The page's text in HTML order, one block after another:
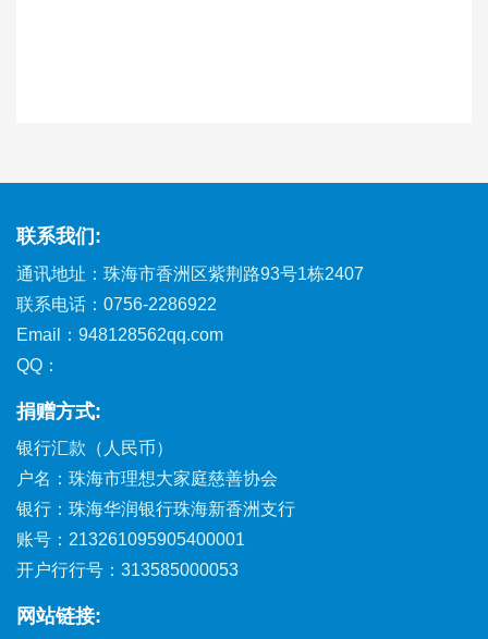
联系我们:
通讯地址：珠海市香洲区紫荆路93号1栋2407
联系电话： 0756-2286922
Email：948128562qq.com
QQ：
捐赠方式:
银行汇款（人民币）
户名：珠海市理想大家庭慈善协会
银行：珠海华润银行珠海新香洲支行
账号：213261095905400001
开户行行号：313585000053
网站链接: